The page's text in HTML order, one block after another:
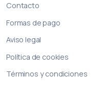
Contacto
Formas de pago
Aviso legal
Política de cookies
Términos y condiciones